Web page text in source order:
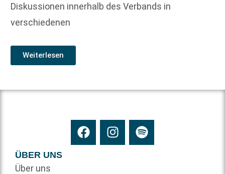
Diskussionen innerhalb des Verbands in
verschiedenen
Weiterlesen
ÜBER UNS
Über uns